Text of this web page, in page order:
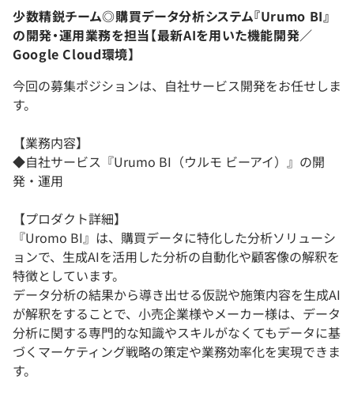
少数精鋭チーム◎購買データ分析システム『Urumo BI』
の開発・運用業務を担当【最新AIを用いた機能開発／
Google Cloud環境】
今回の募集ポジションは、自社サービス開発をお任せしま
す。
【業務内容】
◆自社サービス『Urumo BI（ウルモ ビーアイ）』の開
発・運用
【プロダクト詳細】
『Uromo BI』は、購買データに特化した分析ソリューシ
ョンで、生成AIを活用した分析の自動化や顧客像の解釈を
特徴としています。
データ分析の結果から導き出せる仮説や施策内容を生成AI
が解釈をすることで、小売企業様やメーカー様は、データ
分析に関する専門的な知識やスキルがなくてもデータに基
づくマーケティング戦略の策定や業務効率化を実現できま
す。